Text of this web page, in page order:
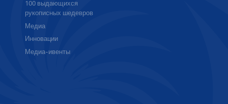
100 выдающихся
рукописных шедевров
Медиа
Инновации
Медиа-ивенты